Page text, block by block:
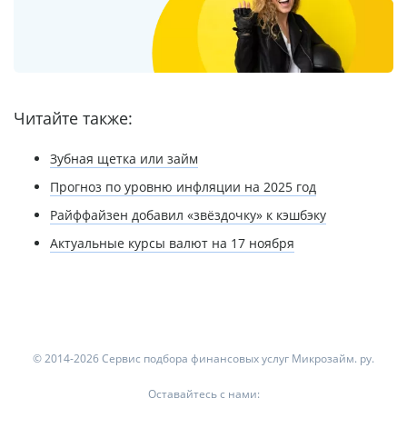
Читайте также:
Зубная щетка или займ
Прогноз по уровню инфляции на 2025 год
Райффайзен добавил «звёздочку» к кэшбэку
Актуальные курсы валют на 17 ноября
© 2014-2026 Сервис подбора финансовых услуг Микрозайм. ру.
Оставайтесь с нами: